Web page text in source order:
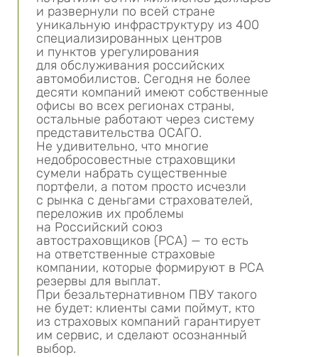
и развернули по всей стране
уникальную инфраструктуру из 400
специализированных центров
и пунктов урегулирования
для обслуживания российских
автомобилистов. Сегодня не более
десяти компаний имеют собственные
офисы во всех регионах страны,
остальные работают через систему
представительства ОСАГО.
Не удивительно, что многие
недобросовестные страховщики
сумели набрать существенные
портфели, а потом просто исчезли
с рынка с деньгами страхователей,
переложив их проблемы
на Российский союз
автостраховщиков (РСА) — то есть
на ответственные страховые
компании, которые формируют в РСА
резервы для выплат.
При безальтернативном ПВУ такого
не будет: клиенты сами поймут, кто
из страховых компаний гарантирует
им сервис, и сделают осознанный
выбор.